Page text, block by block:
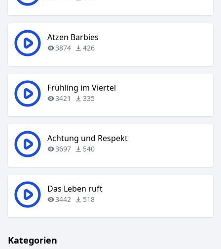
Atzen Barbies
3874 426
Frühling im Viertel
3421 335
Achtung und Respekt
3697 540
Das Leben ruft
3442 518
Kategorien